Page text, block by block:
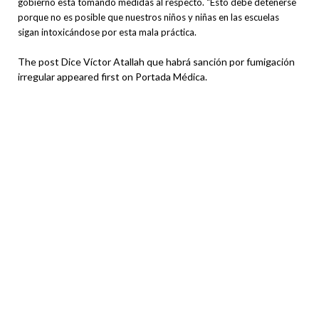
gobierno está tomando medidas al respecto. “Esto debe detenerse
porque no es posible que nuestros niños y niñas en las escuelas
sigan intoxicándose por esta mala práctica.
The post Dice Víctor Atallah que habrá sanción por fumigación
irregular appeared first on Portada Médica.